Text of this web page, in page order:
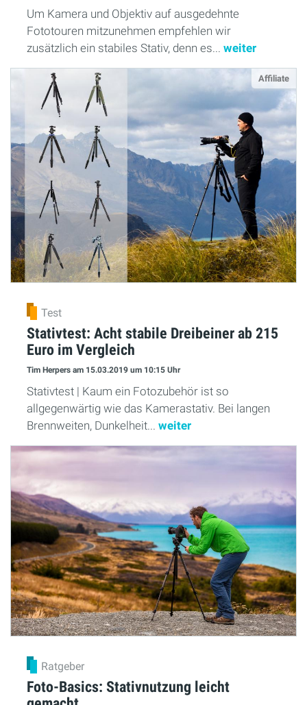
Um Kamera und Objektiv auf ausgedehnte
Fototouren mitzunehmen empfehlen wir
zusätzlich ein stabiles Stativ, denn es... weiter
Affiliate
Test
Stativtest: Acht stabile Dreibeiner ab 215
Euro im Vergleich
Tim Herpers am 15.03.2019 um 10:15 Uhr
Stativtest | Kaum ein Fotozubehör ist so
allgegenwärtig wie das Kamerastativ. Bei langen
Brennweiten, Dunkelheit... weiter
Ratgeber
Foto-Basics: Stativnutzung leicht